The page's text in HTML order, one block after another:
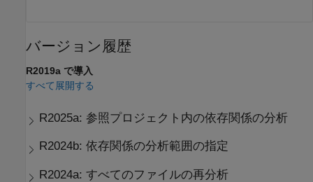
バージョン履歴
R2019a で導入
すべて展開する
R2025a: 参照プロジェクト内の依存関係の分析
R2024b:依存関係の分析範囲の指定
R2024a:すべてのファイルの再分析